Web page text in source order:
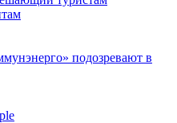
подозревают в